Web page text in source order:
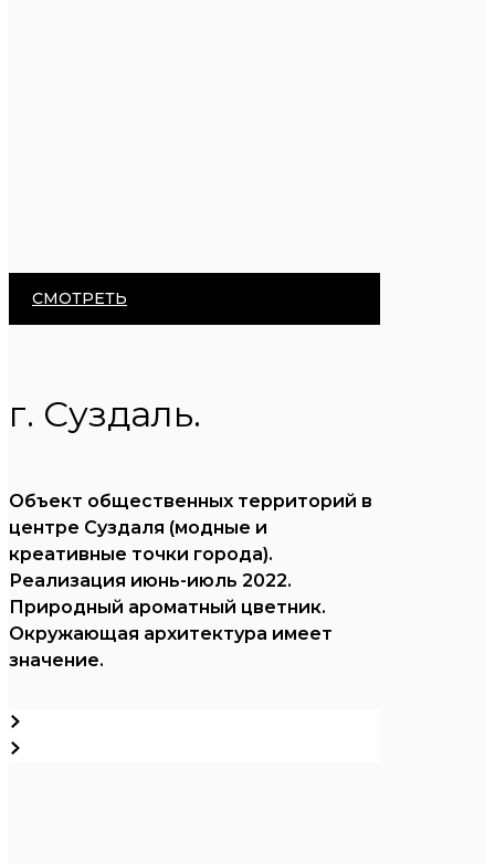
г. Суздаль.
Объект общественных территорий в
центре Суздаля (модные и
креативные точки города).
Реализация июнь-июль 2022.
Природный ароматный цветник.
Окружающая архитектура имеет
значение.
СМОТРЕТЬ